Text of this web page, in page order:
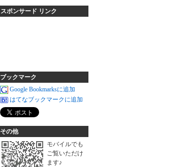
スポンサード リンク
ブックマーク
Google Bookmarksに追加
はてなブックマークに追加
その他
モバイルでも
ご覧いただけ
ます♪